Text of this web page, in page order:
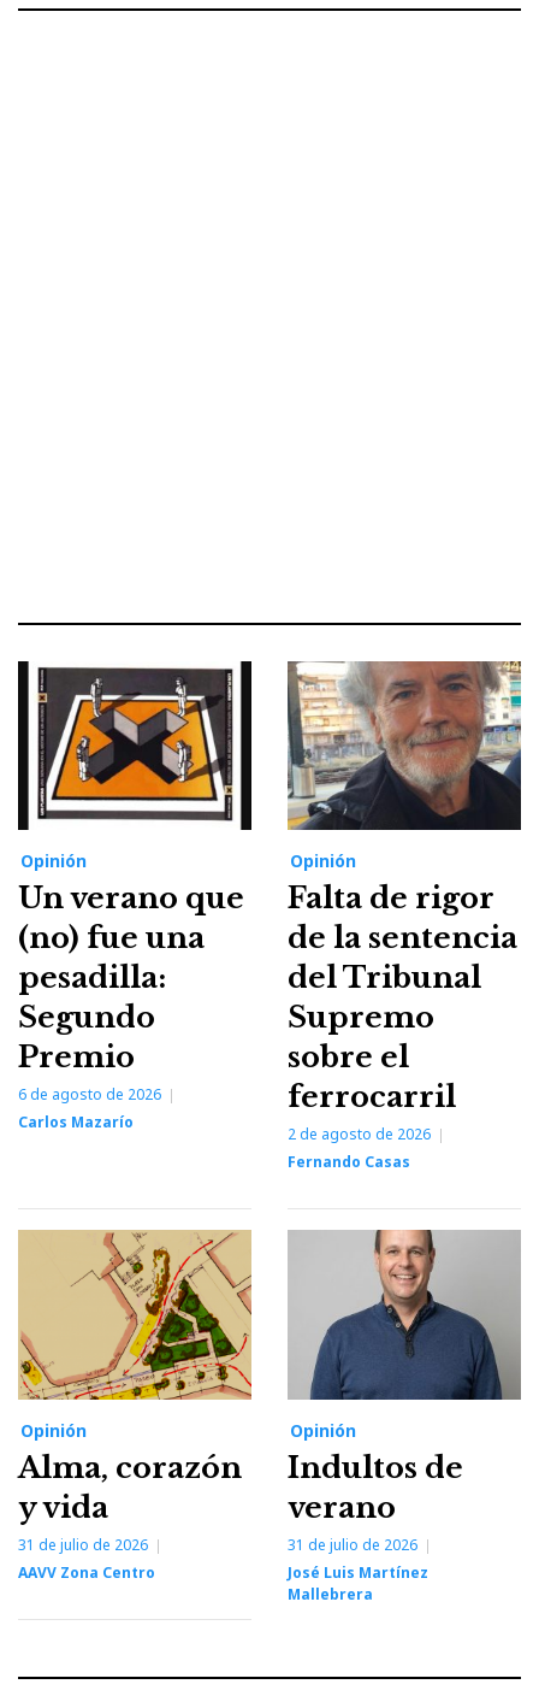
Opinión
Un verano que
(no) fue una
pesadilla:
Segundo
Premio
6 de agosto de 2026
Carlos Mazarío
Opinión
Falta de rigor
de la sentencia
del Tribunal
Supremo
sobre el
ferrocarril
2 de agosto de 2026
Fernando Casas
Opinión
Alma, corazón
y vida
31 de julio de 2026
AAVV Zona Centro
Opinión
Indultos de
verano
31 de julio de 2026
José Luis Martínez
Mallebrera